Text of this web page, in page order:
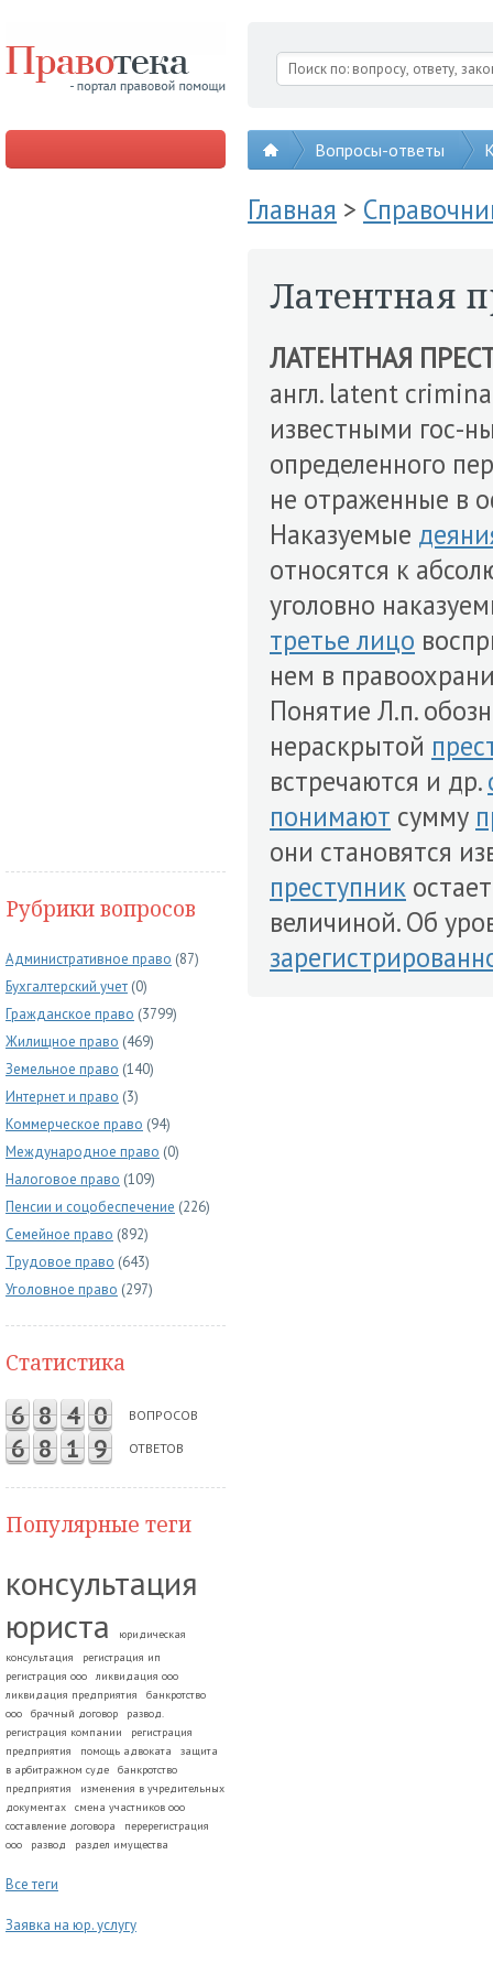
Вопросы-ответы
Рубрики вопросов
Административное право (87)
Бухгалтерский учет (0)
Гражданское право (3799)
Жилищное право (469)
Земельное право (140)
Интернет и право (3)
Коммерческое право (94)
Международное право (0)
Налоговое право (109)
Пенсии и соцобеспечение (226)
Семейное право (892)
Трудовое право (643)
Уголовное право (297)
Статистика
6 8 4 0 ВОПРОСОВ
6 8 1 9 ОТВЕТОВ
Популярные теги
консультация
юриста
юридическая
консультация
регистрация ип
регистрация ооо
ликвидация ооо
ликвидация предприятия
банкротство
ооо
брачный договор
развод.
регистрация компании
регистрация
предприятия
помощь адвоката
защита
в арбитражном суде
банкротство
предприятия
изменения в учредительных
документах
смена участников ооо
составление договора
перерегистрация
ооо
развод раздел имущества
Все теги
Заявка на юр. услугу
Главная >
Латентная
ЛАТЕНТНАЯ
англ. latent
известными гос-
определенного
не отраженные в
Наказуемые
относятся к
уголовно
третье лицо
нем в
Понятие Л.п.
нераскрытой
встречаются и др.
понимают сумму
они становятся
преступник
величиной. Об